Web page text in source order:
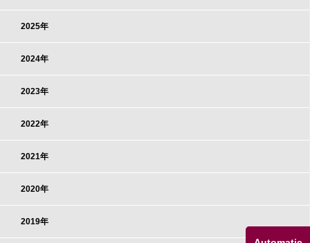
2025年
2024年
2023年
2022年
2021年
2020年
2019年